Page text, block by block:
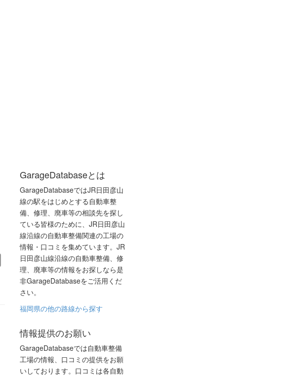
GarageDatabaseとは
GarageDatabaseではJR日田彦山
線の駅をはじめとする自動車整
備、修理、廃車等の相談先を探し
ている皆様のために、JR日田彦山
線沿線の自動車整備関連の工場の
情報・口コミを集めています。JR
日田彦山線沿線の自動車整備、修
理、廃車等の情報をお探しなら是
非GarageDatabaseをご活用くだ
さい。
福岡県の他の路線から探す
情報提供のお願い
GarageDatabaseでは自動車整備
工場の情報、口コミの提供をお願
いしております。口コミは各自動